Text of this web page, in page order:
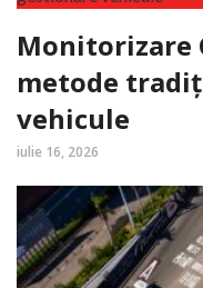
Monitorizare
metode
vehicule
iulie 16, 2026